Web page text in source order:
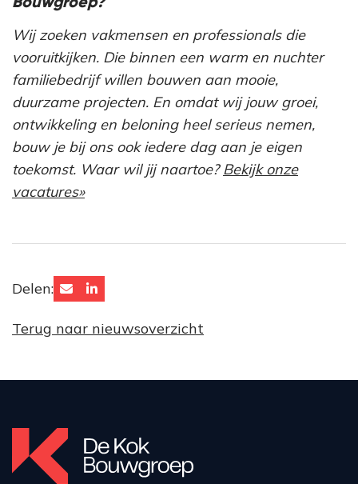
Wij zoeken vakmensen en professionals die
vooruitkijken. Die binnen een warm en nuchter
familiebedrijf willen bouwen aan mooie,
duurzame projecten. En omdat wij jouw groei,
ontwikkeling en beloning heel serieus nemen,
bouw je bij ons ook iedere dag aan je eigen
toekomst. Waar wil jij naartoe? Bekijk onze
vacatures»
Delen:
Terug naar nieuwsoverzicht